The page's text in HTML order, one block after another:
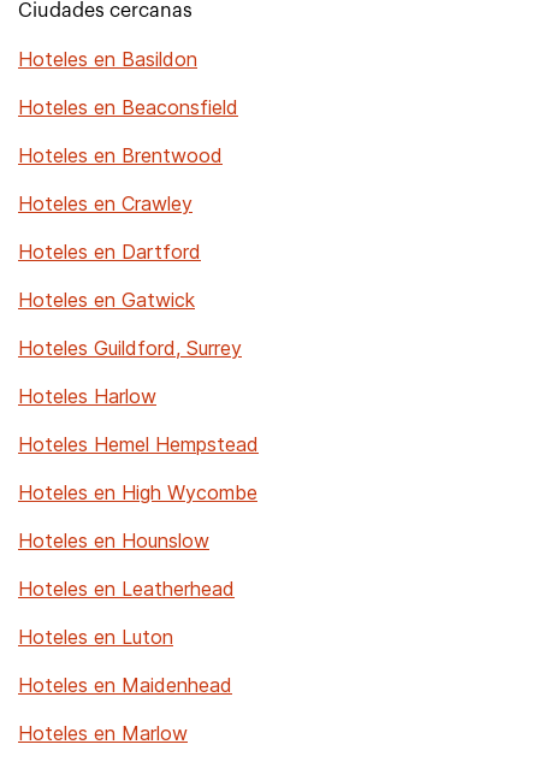
Ciudades cercanas
Hoteles en Basildon
Hoteles en Beaconsfield
Hoteles en Brentwood
Hoteles en Crawley
Hoteles en Dartford
Hoteles en Gatwick
Hoteles Guildford, Surrey
Hoteles Harlow
Hoteles Hemel Hempstead
Hoteles en High Wycombe
Hoteles en Hounslow
Hoteles en Leatherhead
Hoteles en Luton
Hoteles en Maidenhead
Hoteles en Marlow